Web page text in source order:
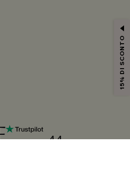
4.4
15% DI SCONTO